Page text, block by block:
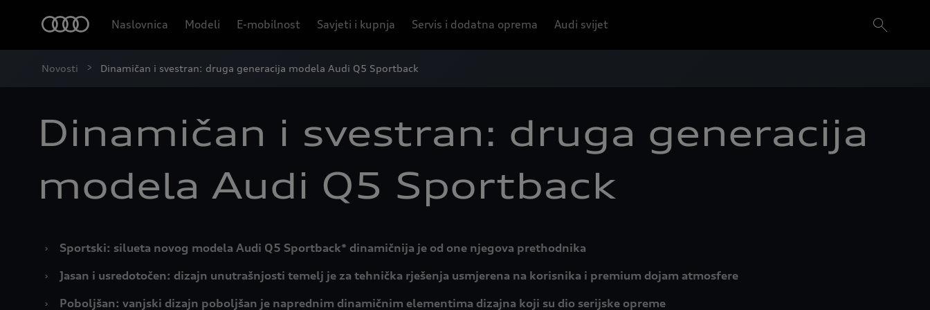
Naslovnica Modeli E-mobilnost Savjeti i kupnja Servis i dodatna oprema Audi svijet
Novosti Dinamičan i svestran: druga generacija modela Audi Q5 Sportback
Dinamičan i svestran: druga generacija
modela Audi Q5 Sportback
›
Sportski: silueta novog modela Audi Q5 Sportback* dinamičnija je od one njegova prethodnika
›
Jasan i usredotočen: dizajn unutrašnjosti temelj je za tehnička rješenja usmjerena na korisnika i premium dojam atmosfere
›
Poboljšan: vanjski dizajn poboljšan je naprednim dinamičnim elementima dizajna koji su dio serijske opreme